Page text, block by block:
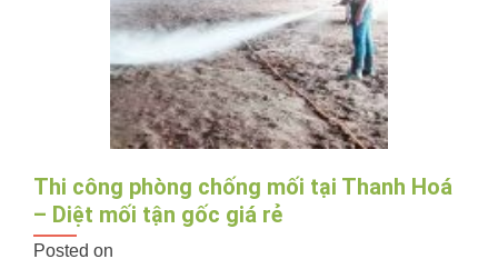
Thi công phòng chống mối tại Thanh Hoá
– Diệt mối tận gốc giá rẻ
Posted on